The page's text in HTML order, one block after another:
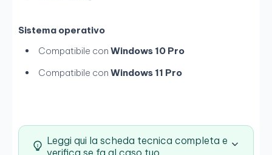
Sistema operativo
Compatibile con Windows 10 Pro
Compatibile con Windows 11 Pro
Leggi qui la scheda tecnica completa e
verifica se fa al caso tuo